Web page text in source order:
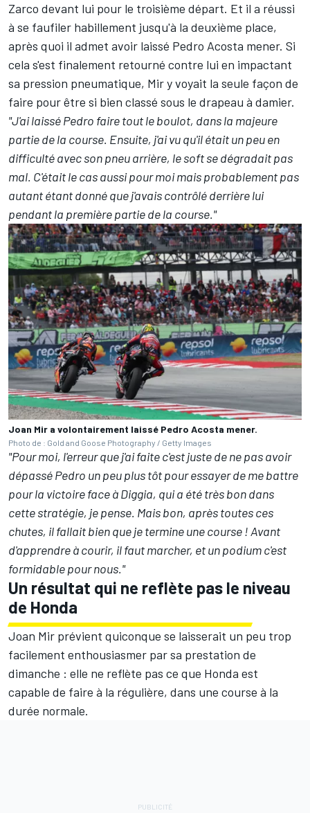
Zarco devant lui pour le troisième départ. Et il a réussi
à se faufiler habillement jusqu'à la deuxième place,
après quoi il admet avoir laissé Pedro Acosta mener. Si
cela s'est finalement retourné contre lui en impactant
sa pression pneumatique, Mir y voyait la seule façon de
faire pour être si bien classé sous le drapeau à damier.
"J'ai laissé Pedro faire tout le boulot, dans la majeure
partie de la course. Ensuite, j'ai vu qu'il était un peu en
difficulté avec son pneu arrière, le soft se dégradait pas
mal. C'était le cas aussi pour moi mais probablement pas
autant étant donné que j'avais contrôlé derrière lui
pendant la première partie de la course."
Joan Mir a volontairement laissé Pedro Acosta mener.
Photo de : Gold and Goose Photography / Getty Images
"Pour moi, l'erreur que j'ai faite c'est juste de ne pas avoir
dépassé Pedro un peu plus tôt pour essayer de me battre
pour la victoire face à Diggia, qui a été très bon dans
cette stratégie, je pense. Mais bon, après toutes ces
chutes, il fallait bien que je termine une course!Avant
d'apprendre à courir, il faut marcher, et un podium c'est
formidable pour nous."
Un résultat qui ne reflète pas le niveau
de Honda
Joan Mir prévient quiconque se laisserait un peu trop
facilement enthousiasmer par sa prestation de
dimanche : elle ne reflète pas ce que Honda est
capable de faire à la régulière, dans une course à la
durée normale.